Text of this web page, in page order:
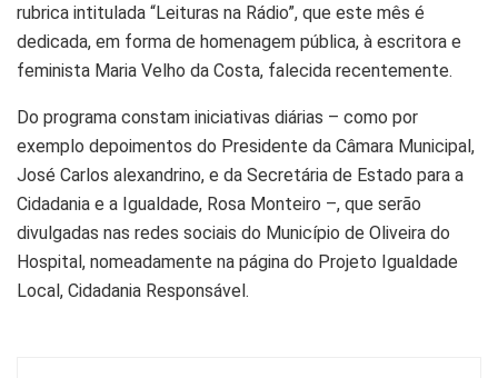
rubrica intitulada “Leituras na Rádio”, que este mês é
dedicada, em forma de homenagem pública, à escritora e
feminista Maria Velho da Costa, falecida recentemente.
Do programa constam iniciativas diárias – como por
exemplo depoimentos do Presidente da Câmara Municipal,
José Carlos alexandrino, e da Secretária de Estado para a
Cidadania e a Igualdade, Rosa Monteiro –, que serão
divulgadas nas redes sociais do Município de Oliveira do
Hospital, nomeadamente na página do Projeto Igualdade
Local, Cidadania Responsável.